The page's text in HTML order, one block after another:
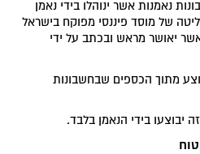
נאמנות אשר ינוהלו בידי נאמן
של מוסד פיננסי מפוקח בישראל
יאושר מראש ובכתב על ידי
מתוך הכספים שבחשבונות
יבוצעו בידי הנאמן בלבד.